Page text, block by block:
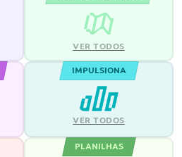
VER TODOS
IMPULSIONA
VER TODOS
PLANILHAS